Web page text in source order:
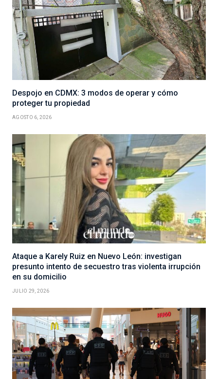
Despojo en CDMX: 3 modos de operar y cómo
proteger tu propiedad
AGOSTO 6, 2026
Ataque a Karely Ruiz en Nuevo León: investigan
presunto intento de secuestro tras violenta irrupción
en su domicilio
JULIO 29, 2026